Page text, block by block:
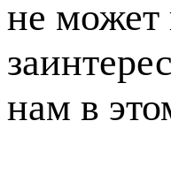
не может
нам в